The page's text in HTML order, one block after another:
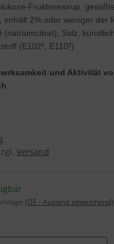
Fruktosesirup,
enhält 2% oder weniger
(natriumcitrat), Salz,
(E102², E110²)
und Aktivität
Versand
(DE - Ausland abweichend)